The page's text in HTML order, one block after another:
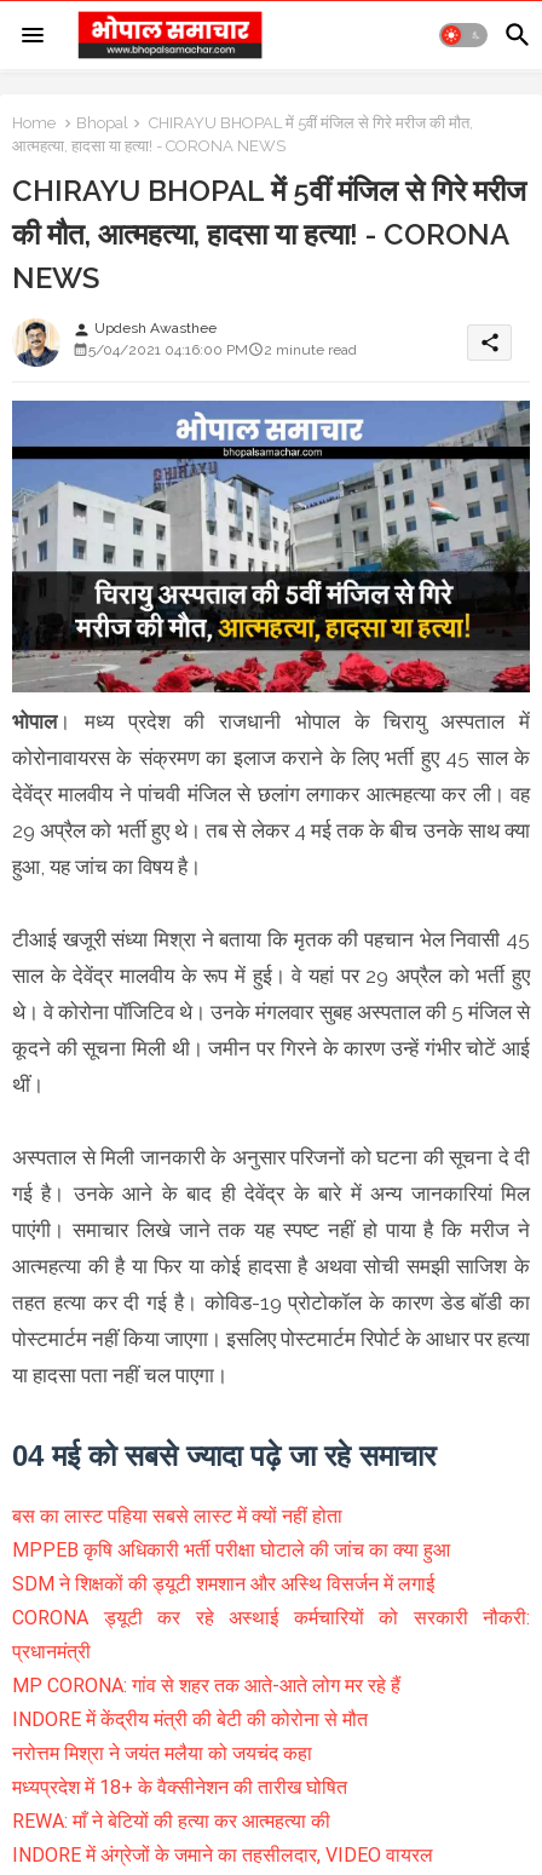
Home Bhopal
CHIRAYU BHOPAL में 5वीं मंजिल से गिरे मरीज की मौत,
आत्महत्या, हादसा या हत्या! - CORONA NEWS
CHIRAYU BHOPAL में 5वीं मंजिल से गिरे मरीज
की मौत, आत्महत्या, हादसा या हत्या! - CORONA
NEWS
person Updesh Awasthee
5/04/2021 04:16:00 PM
2 minute read share
भोपाल। मध्य प्रदेश की राजधानी भोपाल के चिरायु अस्पताल में
कोरोनावायरस के संक्रमण का इलाज कराने के लिए भर्ती हुए 45 साल के
देवेंद्र मालवीय ने पांचवी मंजिल से छलांग लगाकर आत्महत्या कर ली। वह
29 अप्रैल को भर्ती हुए थे। तब से लेकर 4 मई तक के बीच उनके साथ क्या
हुआ, यह जांच का विषय है।
टीआई खजूरी संध्या मिश्रा ने बताया कि मृतक की पहचान भेल निवासी 45
साल के देवेंद्र मालवीय के रूप में हुई। वे यहां पर 29 अप्रैल को भर्ती हुए
थे। वे कोरोना पॉजिटिव थे। उनके मंगलवार सुबह अस्पताल की 5 मंजिल से
कूदने की सूचना मिली थी। जमीन पर गिरने के कारण उन्हें गंभीर चोटें आई
थीं।
अस्पताल से मिली जानकारी के अनुसार परिजनों को घटना की सूचना दे दी
गई है। उनके आने के बाद ही देवेंद्र के बारे में अन्य जानकारियां मिल
पाएंगी। समाचार लिखे जाने तक यह स्पष्ट नहीं हो पाया है कि मरीज ने
आत्महत्या की है या फिर या कोई हादसा है अथवा सोची समझी साजिश के
तहत हत्या कर दी गई है। कोविड-19 प्रोटोकॉल के कारण डेड बॉडी का
पोस्टमार्टम नहीं किया जाएगा। इसलिए पोस्टमार्टम रिपोर्ट के आधार पर हत्या
या हादसा पता नहीं चल पाएगा।
04 मई को सबसे ज्यादा पढ़े जा रहे समाचार
बस का लास्ट पहिया सबसे लास्ट में क्यों नहीं होता
MPPEB कृषि अधिकारी भर्ती परीक्षा घोटाले की जांच का क्या हुआ
SDM ने शिक्षकों की ड्यूटी शमशान और अस्थि विसर्जन में लगाई
CORONA ड्यूटी कर रहे अस्थाई कर्मचारियों को सरकारी नौकरी:
प्रधानमंत्री
MP CORONA: गांव से शहर तक आते-आते लोग मर रहे हैं
INDORE में केंद्रीय मंत्री की बेटी की कोरोना से मौत
नरोत्तम मिश्रा ने जयंत मलैया को जयचंद कहा
मध्यप्रदेश में 18+ के वैक्सीनेशन की तारीख घोषित
REWA: माँ ने बेटियों की हत्या कर आत्महत्या की
INDORE में अंग्रेजों के जमाने का तहसीलदार, VIDEO वायरल